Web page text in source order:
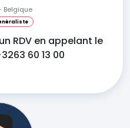
Belgique
RDV en appelant le
60 13 00